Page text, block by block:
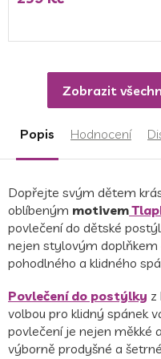
produktu
5,0
hvězdiček.Zobrazit
Popis Hodnocení
Dopřejte svým dětem
oblíbeným motivem
povlečení do dětské
nejen stylovým doplňkem
pohodlného a klidného
Povlečení do postýlky z
volbou pro klidný spánek
povlečení je nejen měkké
výborně prodyšné a